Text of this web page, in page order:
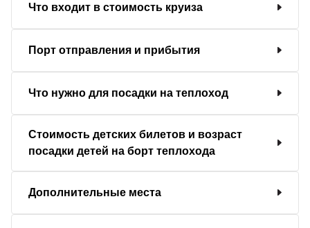
Что входит в стоимость круиза
Порт отправления и прибытия
Что нужно для посадки на теплоход
Стоимость детских билетов и возраст
посадки детей на борт теплохода
Дополнительные места